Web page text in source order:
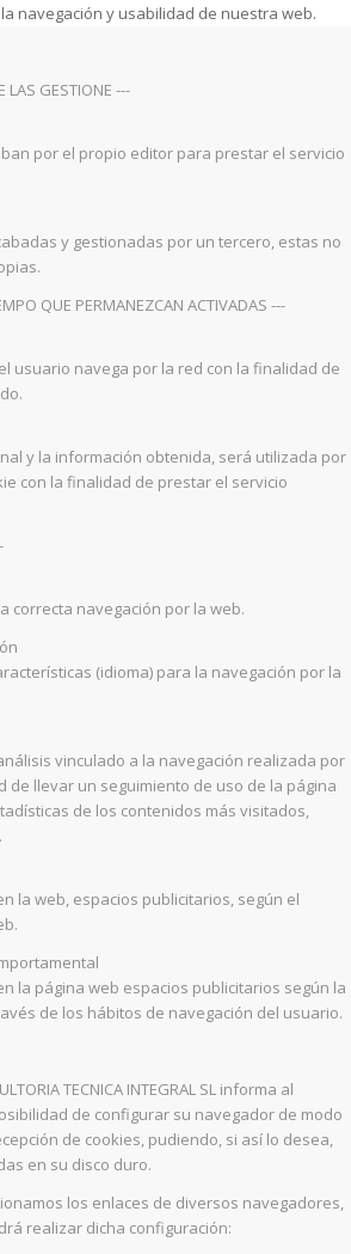
navegación y usabilidad de nuestra web.
LAS GESTIONE ---
por el propio editor para prestar el servicio
y gestionadas por un tercero, estas no
QUE PERMANEZCAN ACTIVADAS ---
usuario navega por la red con la finalidad de
y la información obtenida, será utilizada por
con la finalidad de prestar el servicio
correcta navegación por la web.
(idioma) para la navegación por la
vinculado a la navegación realizada por
de llevar un seguimiento de uso de la página
de los contenidos más visitados,
la web, espacios publicitarios, según el
la página web espacios publicitarios según la
de los hábitos de navegación del usuario.
TECNICA INTEGRAL SL informa al
de configurar su navegador de modo
de cookies, pudiendo, si así lo desea,
en su disco duro.
los enlaces de diversos navegadores,
realizar dicha configuración: